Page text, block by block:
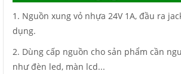
1. Nguồn xung vỏ nhựa 24V 1A, đầu ra
dụng.
2. Dùng cấp nguồn cho sản phẩm cần
như đèn led, màn lcd...